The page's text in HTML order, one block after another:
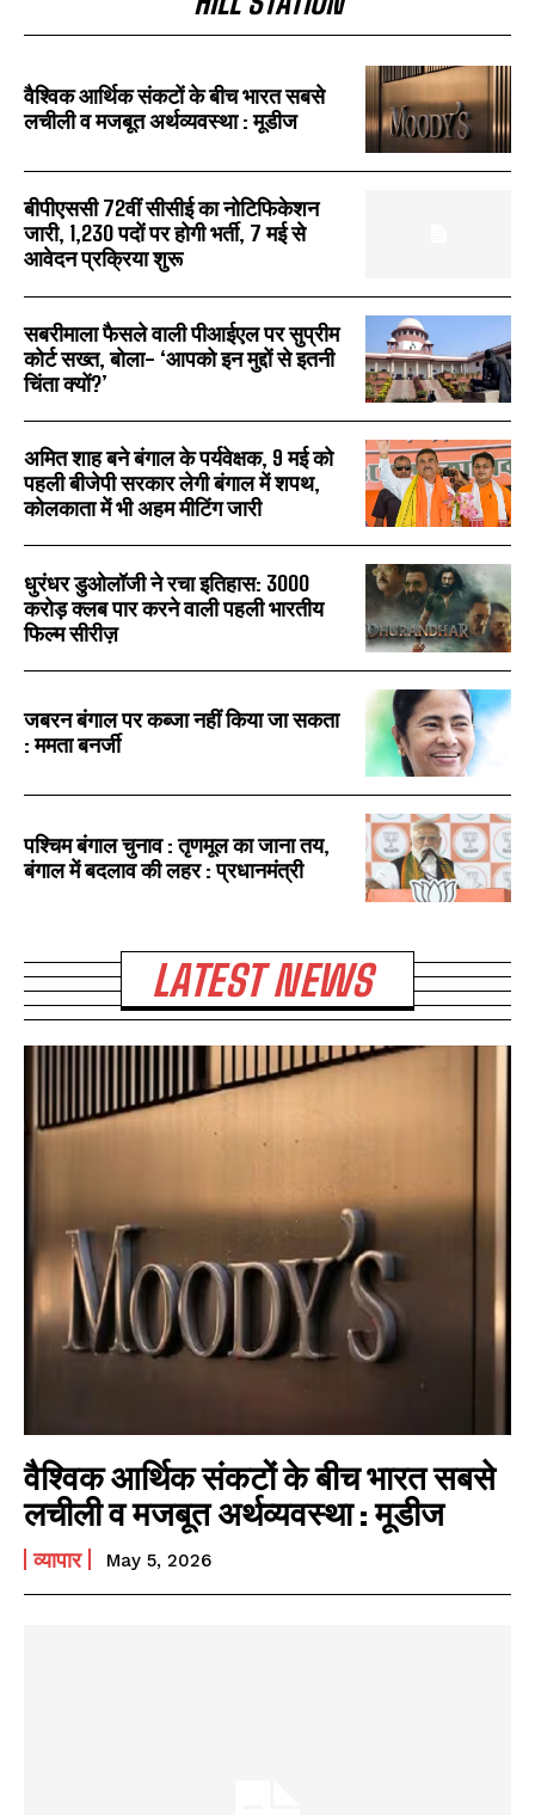
वैश्विक आर्थिक संकटों के बीच भारत सबसे
लचीली व मजबूत अर्थव्यवस्था : मूडीज
बीपीएससी 72वीं सीसीई का नोटिफिकेशन
जारी, 1,230 पदों पर होगी भर्ती, 7 मई से
आवेदन प्रक्रिया शुरू
सबरीमाला फैसले वाली पीआईएल पर सुप्रीम
कोर्ट सख्त, बोला- ‘आपको इन मुद्दों से इतनी
चिंता क्यों?’
अमित शाह बने बंगाल के पर्यवेक्षक, 9 मई को
पहली बीजेपी सरकार लेगी बंगाल में शपथ,
कोलकाता में भी अहम मीटिंग जारी
धुरंधर डुओलॉजी ने रचा इतिहास: 3000
करोड़ क्लब पार करने वाली पहली भारतीय
फिल्म सीरीज़
जबरन बंगाल पर कब्जा नहीं किया जा सकता
: ममता बनर्जी
पश्चिम बंगाल चुनाव : तृणमूल का जाना तय,
बंगाल में बदलाव की लहर : प्रधानमंत्री
LATEST NEWS
वैश्विक आर्थिक संकटों के बीच भारत सबसे
लचीली व मजबूत अर्थव्यवस्था : मूडीज
व्यापार May 5, 2026